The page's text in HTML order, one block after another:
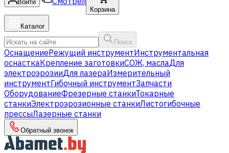
Войти
Корзина
Каталог
Поиск
ОснащениеРежущий инструментИнструментальная
оснасткаКрепление заготовкиСОЖ, маслаДля
электроэрозииДля лазераИзмерительный
инструментГибочный инструментЗапчасти
ОборудованиеФрезерные станкиТокарные
станкиЭлектроэрозионные станкиЛистогибочные
прессыЛазерные станки
Обратный звонок